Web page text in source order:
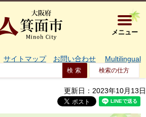
大阪府箕
メニュー
サイトマップ お問い合わせ Multilingual
検索の仕方
更新日：2023年10月13日